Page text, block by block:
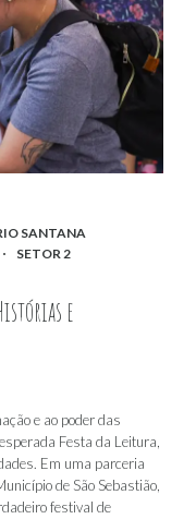
SANTANA
SETOR 2
e
e ao poder das
Festa da Leitura,
Em uma parceria
de São Sebastião,
festival de